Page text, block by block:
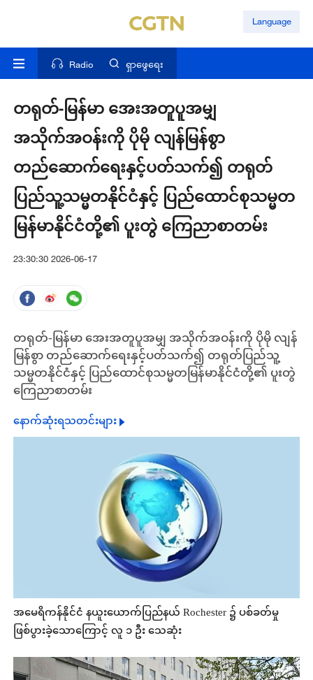
Language
Radio ရှာဖွေရေး
တရုတ်-မြန်မာ အေးအတူပူအမျှ
အသိုက်အဝန်းကို ပိုမို လျန်မြန်စွာ
တည်ဆောက်ရေးနှင့်ပတ်သက်၍ တရုတ်
ပြည်သူ့သမ္မတနိုင်ငံနှင့် ပြည်ထောင်စုသမ္မတ
မြန်မာနိုင်ငံတို့၏ ပူးတွဲ ကြေညာစာတမ်း
23:30:30 2026-06-17
တရုတ်-မြန်မာ အေးအတူပူအမျှ အသိုက်အဝန်းကို ပိုမို လျန်
မြန်စွာ တည်ဆောက်ရေးနှင့်ပတ်သက်၍ တရုတ်ပြည်သူ့
သမ္မတနိုင်ငံနှင့် ပြည်ထောင်စုသမ္မတမြန်မာနိုင်ငံတို့၏ ပူးတွဲ
ကြေညာစာတမ်း
နောက်ဆုံးရသတင်းများ
အမေရိကန်နိုင်ငံ နယူးယောက်ပြည်နယ် Rochester ၌ ပစ်ခတ်မှု
ဖြစ်ပွားခဲ့သောကြောင့် လူ ၁ ဦး သေဆုံး